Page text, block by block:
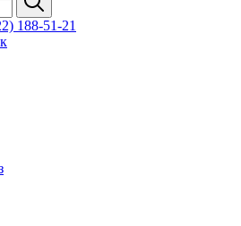
188-51-21